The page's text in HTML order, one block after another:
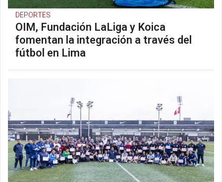
DEPORTES
OIM, Fundación LaLiga y Koica
fomentan la integración a través del
fútbol en Lima